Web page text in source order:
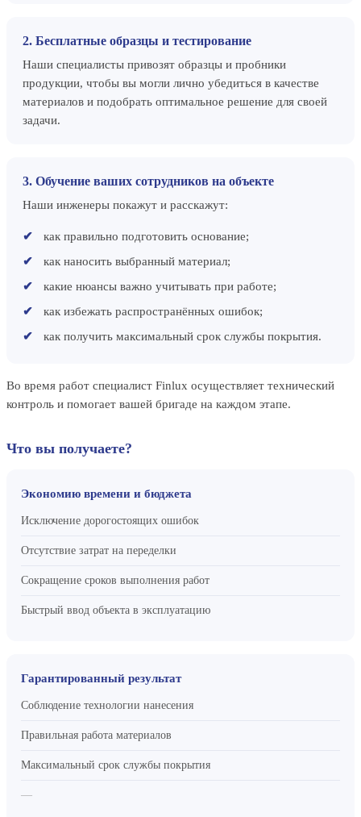
2. Бесплатные образцы и тестирование
Наши специалисты привозят образцы и пробники
продукции, чтобы вы могли лично убедиться в качестве
материалов и подобрать оптимальное решение для своей
задачи.
3. Обучение ваших сотрудников на объекте
Наши инженеры покажут и расскажут:
как правильно подготовить основание;
как наносить выбранный материал;
какие нюансы важно учитывать при работе;
как избежать распространённых ошибок;
как получить максимальный срок службы покрытия.
Во время работ специалист Finlux осуществляет технический
контроль и помогает вашей бригаде на каждом этапе.
Что вы получаете?
Экономию времени и бюджета
Исключение дорогостоящих ошибок
Отсутствие затрат на переделки
Сокращение сроков выполнения работ
Быстрый ввод объекта в эксплуатацию
Гарантированный результат
Соблюдение технологии нанесения
Правильная работа материалов
Максимальный срок службы покрытия
—